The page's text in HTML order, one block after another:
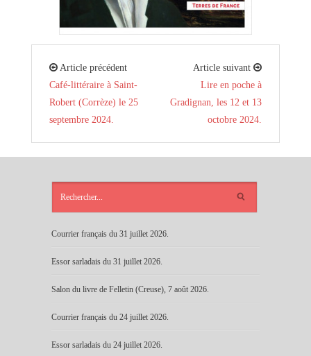
Article précédent
Café-littéraire à Saint-
Robert (Corrèze) le 25
septembre 2024.
Article suivant
Lire en poche à
Gradignan, les 12 et 13
octobre 2024.
Courrier français du 31 juillet 2026.
Essor sarladais du 31 juillet 2026.
Salon du livre de Felletin (Creuse), 7 août 2026.
Courrier français du 24 juillet 2026.
Essor sarladais du 24 juillet 2026.